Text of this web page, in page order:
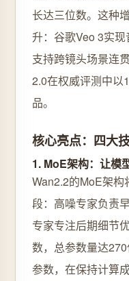
长达三位数。这种
升：谷歌Veo 3实
支持跨镜头场景连
2.0在权威评测中以
品。
核心亮点：四大
1. MoE架构：让模
Wan2.2的MoE架
段：高噪专家负责
专家专注后期细节
数，总参数量达
参数，在保持计算